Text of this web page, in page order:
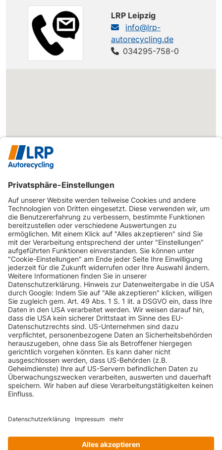
LRP Leipzig
info@lrp-
autorecycling.de
034295-758-0
INFORMATIONEN
KUNDENSERVICE
INFORMATIONEN
ZAHLUNGSARTEN
KONTAKT
GEPRÜFTE QUALITÄT